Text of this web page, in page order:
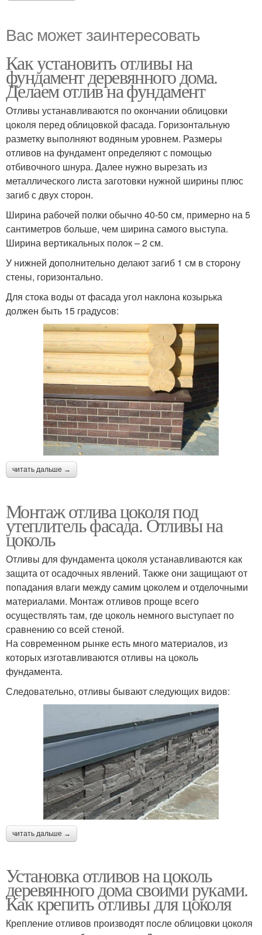
Вас может заинтересовать
Как установить отливы на
фундамент деревянного дома.
Делаем отлив на фундамент
Отливы устанавливаются по окончании облицовки
цоколя перед облицовкой фасада. Горизонтальную
разметку выполняют водяным уровнем. Размеры
отливов на фундамент определяют с помощью
отбивочного шнура. Далее нужно вырезать из
металлического листа заготовки нужной ширины плюс
загиб с двух сторон.
Ширина рабочей полки обычно 40-50 см, примерно на 5
сантиметров больше, чем ширина самого выступа.
Ширина вертикальных полок – 2 см.
У нижней дополнительно делают загиб 1 см в сторону
стены, горизонтально.
Для стока воды от фасада угол наклона козырька
должен быть 15 градусов:
читать дальше →
Монтаж отлива цоколя под
утеплитель фасада. Отливы на
цоколь
Отливы для фундамента цоколя устанавливаются как
защита от осадочных явлений. Также они защищают от
попадания влаги между самим цоколем и отделочными
материалами. Монтаж отливов проще всего
осуществлять там, где цоколь немного выступает по
сравнению со всей стеной.
На современном рынке есть много материалов, из
которых изготавливаются отливы на цоколь
фундамента.
Следовательно, отливы бывают следующих видов:
читать дальше →
Установка отливов на цоколь
деревянного дома своими руками.
Как крепить отливы для цоколя
Крепление отливов производят после облицовки цоколя